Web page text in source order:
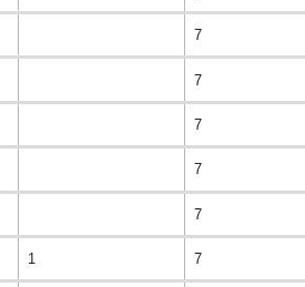
7
7
7
7
7
1 7